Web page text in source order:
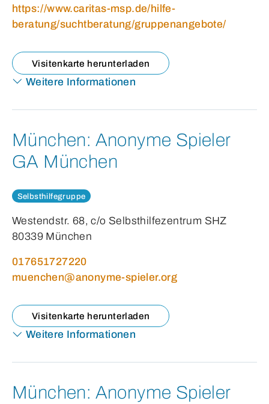
https://www.caritas-msp.de/hilfe-
beratung/suchtberatung/gruppenangebote/
Visitenkarte herunterladen
Weitere Informationen
München: Anonyme Spieler
GA München
Selbsthilfegruppe
Westendstr. 68, c/o Selbsthilfezentrum SHZ
80339 München
017651727220
muenchen@anonyme-spieler.org
Visitenkarte herunterladen
Weitere Informationen
München: Anonyme Spieler